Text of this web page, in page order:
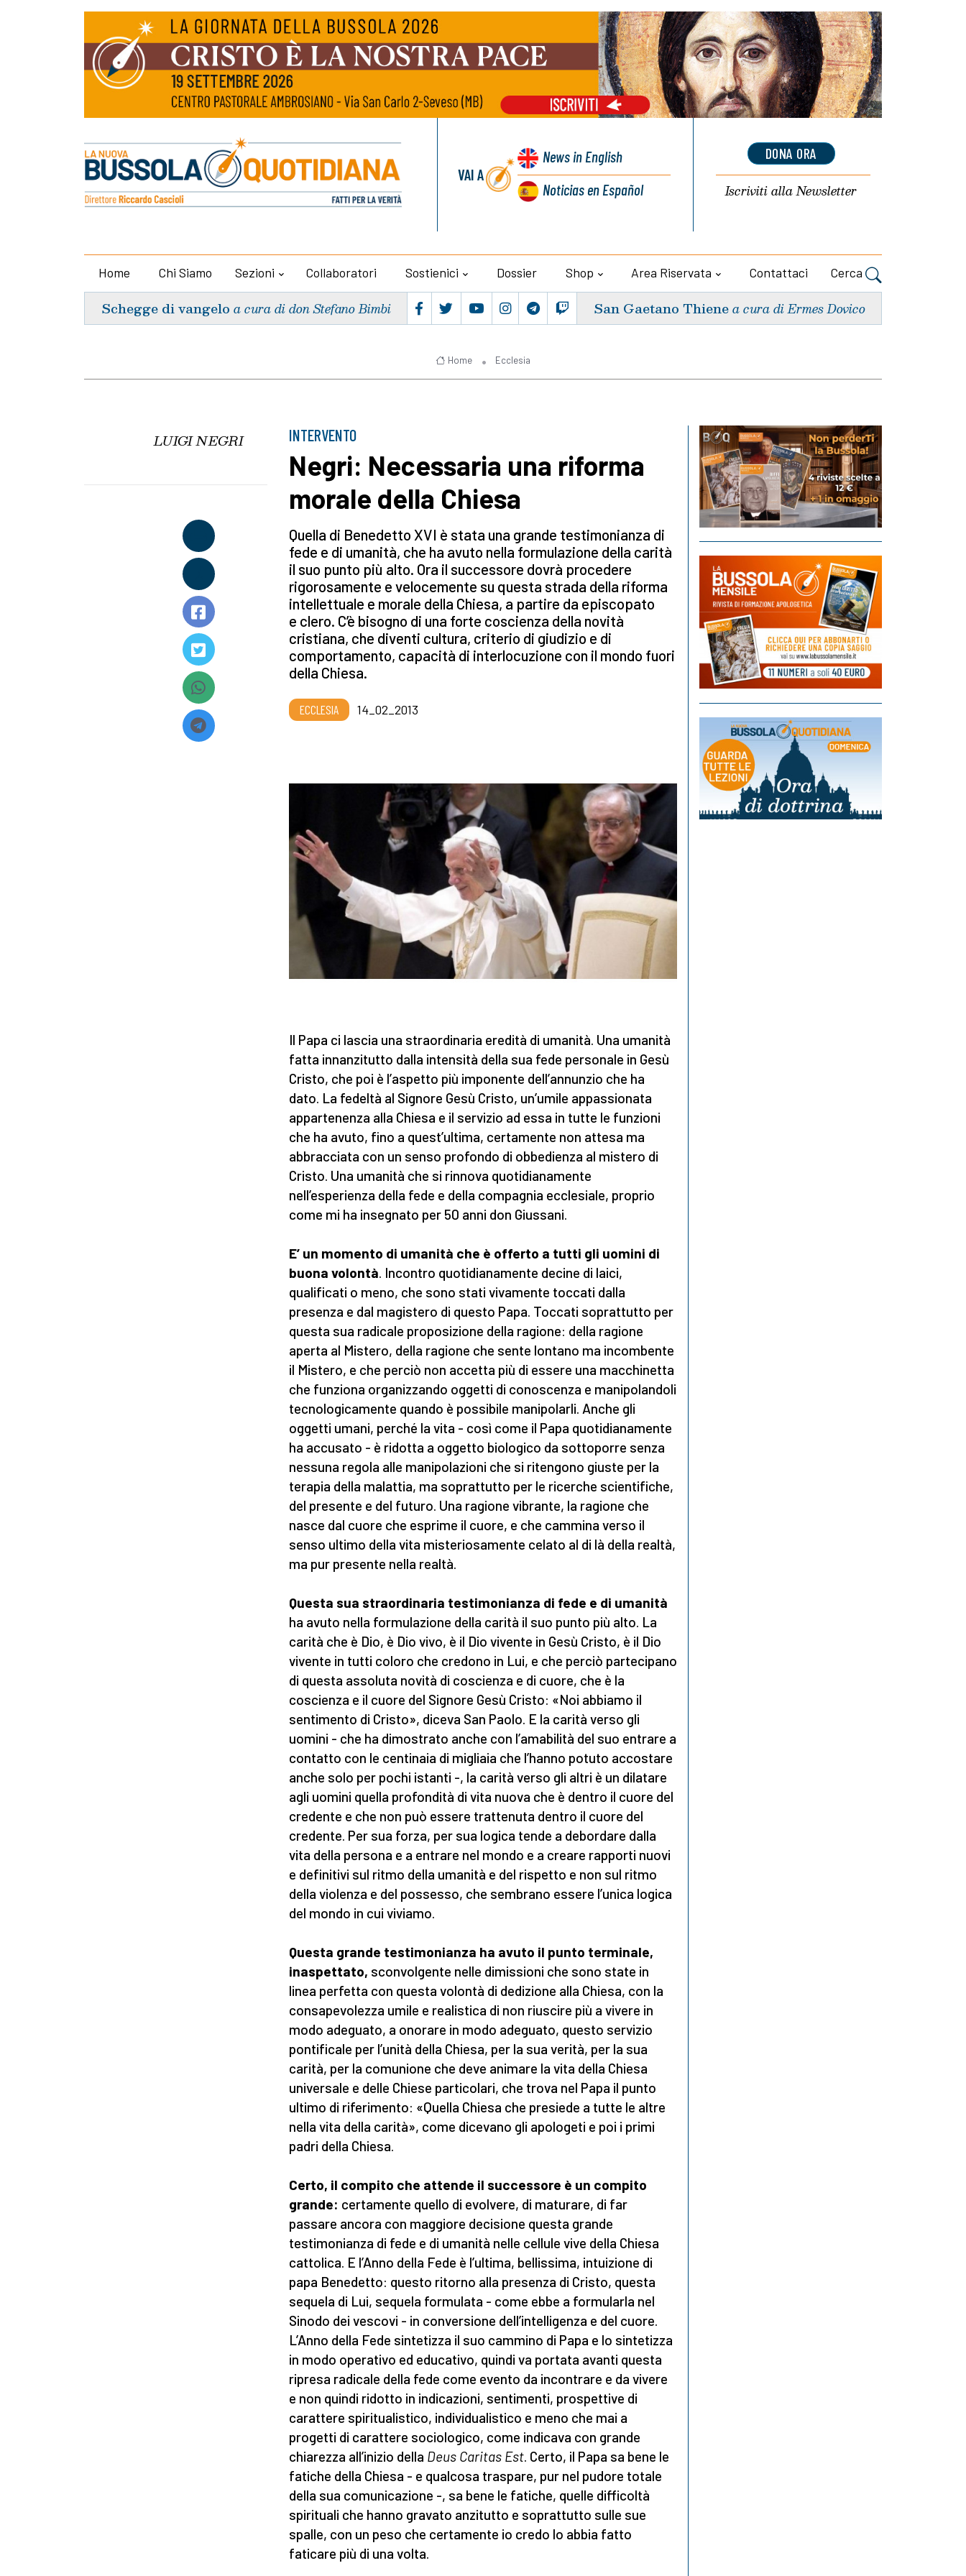
VAI A
Newsin English
Noticiasen Español
DONA ORA
Iscriviti allaNewsletter
Home Chi Siamo Sezioni Collaboratori Sostienici Dossier Shop Area Riservata Contattaci Cerca
Schegge di vangelo a cura di don Stefano Bimbi San Gaetano Thiene a cura di Ermes Dovico
Home Ecclesia
LUIGI NEGRI INTERVENTO
Negri: Necessaria una riforma
morale della Chiesa
Quella di Benedetto XVI è stata una grande testimonianza di
fede e di umanità, che ha avuto nella formulazione della carità
il suo punto più alto. Ora il successore dovrà procedere
rigorosamente e velocemente su questa strada della riforma
intellettuale e morale della Chiesa, a partire da episcopato
e clero. C’è bisogno di una forte coscienza della novità
cristiana, che diventi cultura, criterio di giudizio e di
comportamento, capacità di interlocuzione con il mondo fuori
della Chiesa.
ECCLESIA 14_02_2013
Il Papa ci lascia una straordinaria eredità di umanità. Una umanità
fatta innanzitutto dalla intensità della sua fede personale in Gesù
Cristo, che poi è l’aspetto più imponente dell’annunzio che ha
dato. La fedeltà al Signore Gesù Cristo, un’umile appassionata
appartenenza alla Chiesa e il servizio ad essa in tutte le funzioni
che ha avuto, fino a quest’ultima, certamente non attesa ma
abbracciata con un senso profondo di obbedienza al mistero di
Cristo. Una umanità che si rinnova quotidianamente
nell’esperienza della fede e della compagnia ecclesiale, proprio
come mi ha insegnato per 50 anni don Giussani.
E’ un momento di umanità che è offerto a tutti gli uomini di
buona volontà. Incontro quotidianamente decine di laici,
qualificati o meno, che sono stati vivamente toccati dalla
presenza e dal magistero di questo Papa. Toccati soprattutto per
questa sua radicale proposizione della ragione: della ragione
aperta al Mistero, della ragione che sente lontano ma incombente
il Mistero, e che perciò non accetta più di essere una macchinetta
che funziona organizzando oggetti di conoscenza e manipolandoli
tecnologicamente quando è possibile manipolarli. Anche gli
oggetti umani, perché la vita - così come il Papa quotidianamente
ha accusato - è ridotta a oggetto biologico da sottoporre senza
nessuna regola alle manipolazioni che si ritengono giuste per la
terapia della malattia, ma soprattutto per le ricerche scientifiche,
del presente e del futuro. Una ragione vibrante, la ragione che
nasce dal cuore che esprime il cuore, e che cammina verso il
senso ultimo della vita misteriosamente celato al di là della realtà,
ma pur presente nella realtà.
Questa sua straordinaria testimonianza di fede e di umanità
ha avuto nella formulazione della carità il suo punto più alto. La
carità che è Dio, è Dio vivo, è il Dio vivente in Gesù Cristo, è il Dio
vivente in tutti coloro che credono in Lui, e che perciò partecipano
di questa assoluta novità di coscienza e di cuore, che è la
coscienza e il cuore del Signore Gesù Cristo: «Noi abbiamo il
sentimento di Cristo», diceva San Paolo. E la carità verso gli
uomini - che ha dimostrato anche con l’amabilità del suo entrare a
contatto con le centinaia di migliaia che l’hanno potuto accostare
anche solo per pochi istanti -, la carità verso gli altri è un dilatare
agli uomini quella profondità di vita nuova che è dentro il cuore del
credente e che non può essere trattenuta dentro il cuore del
credente. Per sua forza, per sua logica tende a debordare dalla
vita della persona e a entrare nel mondo e a creare rapporti nuovi
e definitivi sul ritmo della umanità e del rispetto e non sul ritmo
della violenza e del possesso, che sembrano essere l’unica logica
del mondo in cui viviamo.
Questa grande testimonianza ha avuto il punto terminale,
inaspettato, sconvolgente nelle dimissioni che sono state in
linea perfetta con questa volontà di dedizione alla Chiesa, con la
consapevolezza umile e realistica di non riuscire più a vivere in
modo adeguato, a onorare in modo adeguato, questo servizio
pontificale per l’unità della Chiesa, per la sua verità, per la sua
carità, per la comunione che deve animare la vita della Chiesa
universale e delle Chiese particolari, che trova nel Papa il punto
ultimo di riferimento: «Quella Chiesa che presiede a tutte le altre
nella vita della carità», come dicevano gli apologeti e poi i primi
padri della Chiesa.
Certo, il compito che attende il successore è un compito
grande: certamente quello di evolvere, di maturare, di far
passare ancora con maggiore decisione questa grande
testimonianza di fede e di umanità nelle cellule vive della Chiesa
cattolica. E l’Anno della Fede è l’ultima, bellissima, intuizione di
papa Benedetto: questo ritorno alla presenza di Cristo, questa
sequela di Lui, sequela formulata - come ebbe a formularla nel
Sinodo dei vescovi - in conversione dell’intelligenza e del cuore.
L’Anno della Fede sintetizza il suo cammino di Papa e lo sintetizza
in modo operativo ed educativo, quindi va portata avanti questa
ripresa radicale della fede come evento da incontrare e da vivere
e non quindi ridotto in indicazioni, sentimenti, prospettive di
carattere spiritualistico, individualistico e meno che mai a
progetti di carattere sociologico, come indicava con grande
chiarezza all’inizio della Deus Caritas Est. Certo, il Papa sa bene le
fatiche della Chiesa - e qualcosa traspare, pur nel pudore totale
della sua comunicazione -, sa bene le fatiche, quelle difficoltà
spirituali che hanno gravato anzitutto e soprattutto sulle sue
spalle, con un peso che certamente io credo lo abbia fatto
faticare più di una volta.